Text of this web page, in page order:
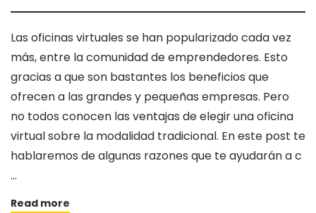
Las oficinas virtuales se han popularizado cada vez
más, entre la comunidad de emprendedores. Esto
gracias a que son bastantes los beneficios que
ofrecen a las grandes y pequeñas empresas. Pero
no todos conocen las ventajas de elegir una oficina
virtual sobre la modalidad tradicional. En este post te
hablaremos de algunas razones que te ayudarán a c
…
Read more